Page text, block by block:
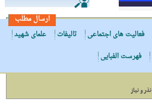
ارسال مطلب
فعالیت های اجتماعی تالیفات
علمای شهید
فهرست الفبایی
نذر و نیاز